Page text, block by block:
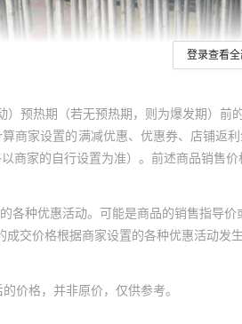
登录查看全
预热期（若无预热期，则为爆发期）
商家设置的满减优惠、优惠券、店铺
家的自行设置为准）。前述商品销售
种优惠活动。可能是商品的销售指导
交价格根据商家设置的各种优惠活动发
价格，并非原价，仅供参考。